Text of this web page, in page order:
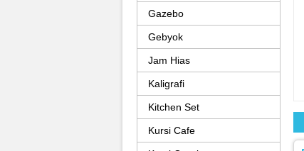
Gazebo
Gebyok
Jam Hias
Kaligrafi
Kitchen Set
Kursi Cafe